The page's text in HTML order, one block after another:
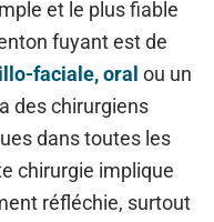
et le plus fiable
fuyant est de
faciale, oral ou un
des chirurgiens
dans toutes les
chirurgie implique
réfléchie, surtout